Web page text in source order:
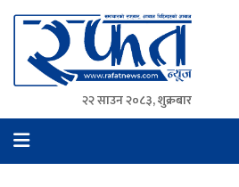
Rafat News
समाचारको रफ्तार, आवाज बिहिनहरुको आवाज
२२ साउन २०८३, शुक्रबार